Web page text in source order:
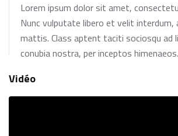
Lorem ipsum dolor sit amet,
Nunc vulputate libero et velit interdum,
mattis. Class aptent taciti sociosqu ad
conubia nostra, per inceptos himenaeos.
Vidéo